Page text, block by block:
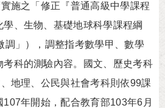
施之「修正『普通高級中學課程
、生物、基礎地球科學課程綱
調」），調整指考數學甲、數學
考科的測驗內容。國文、歷史考科
地理、公民與社會考科則依99課
年開始，配合教育部103年6月